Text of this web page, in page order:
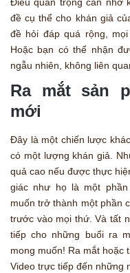
đề cụ thể cho khán giả
đề hỏi đáp quá rộng,
Hoặc bạn có thể nhận
ngẫu nhiên, không liên
Ra mắt sản
mới
Đây là một chiến lược
có một lượng khán giả.
quả cao nếu được thực
giác như họ là một phần
muốn trở thành một phần
trước vào mọi thứ. Và tất
tiếp cho những buổi ra
mong muốn! Ra mắt hoặc
Video trực tiếp đến những